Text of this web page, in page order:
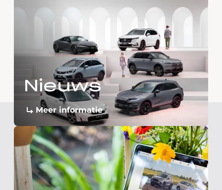
Nieuws
Meer informatie